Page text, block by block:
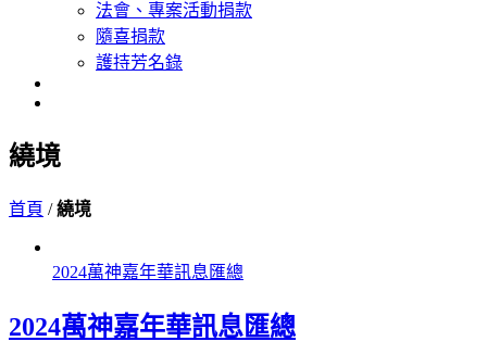
法會、專案活動捐款
隨喜捐款
護持芳名錄
繞境
首頁 /繞境
2024萬神嘉年華訊息匯總
2024萬神嘉年華訊息匯總